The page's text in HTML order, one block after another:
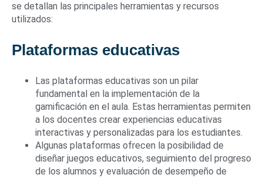
se detallan las principales herramientas y recursos
utilizados:
Plataformas educativas
Las plataformas educativas son un pilar
fundamental en la implementación de la
gamificación en el aula. Estas herramientas permiten
a los docentes crear experiencias educativas
interactivas y personalizadas para los estudiantes.
Algunas plataformas ofrecen la posibilidad de
diseñar juegos educativos, seguimiento del progreso
de los alumnos y evaluación de desempeño de